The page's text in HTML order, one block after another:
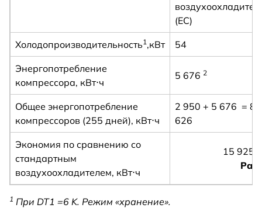
(EC)
Холодопроизводительность1,кВт 54
Энергопотребление
компрессора, кВт⋅ч
5 676 2
Общее энергопотребление
компрессоров (255 дней), кВт⋅ч
2 950 + 5 676 = 8
626
Экономия по сравнению со
стандартным
воздухоохладителем, кВт⋅ч
15 925
1 При DT1 =6 K. Режим «хранение».